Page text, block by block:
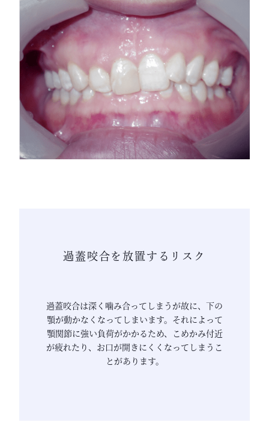
過蓋咬合を放置するリスク
過蓋咬合は深く噛み合ってしまうが故に、下の
顎が動かなくなってしまいます。それによって
顎関節に強い負荷がかかるため、こめかみ付近
が疲れたり、お口が開きにくくなってしまうこ
とがあります。